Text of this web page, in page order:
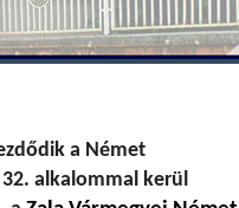
a Német
alkalommal kerül